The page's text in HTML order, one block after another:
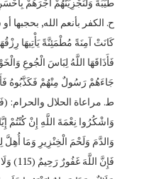
‌ح. الكفر بأنعم الله, بحجبها
كَانَتْ آمِنَةً مُطْمَئِنَّةً يَأْتِيهَا
جَاءَهُمْ رَسُولٌ مِنْهُمْ فَكَذَّبُوهُ
‌ط. مراعاة الحلال والحرام:
وَالدَّمَ وَلَحْمَ الْخِنْزِيرِ وَمَا أُهِلَّ
فَإِنَّ